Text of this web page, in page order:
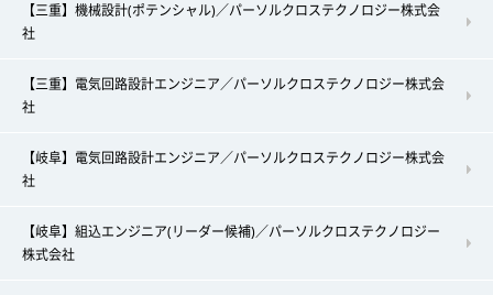
【三重】機械設計(ポテンシャル)／パーソルクロステクノロジー株式会
社
【三重】電気回路設計エンジニア／パーソルクロステクノロジー株式会
社
【岐阜】電気回路設計エンジニア／パーソルクロステクノロジー株式会
社
【岐阜】組込エンジニア(リーダー候補)／パーソルクロステクノロジー
株式会社